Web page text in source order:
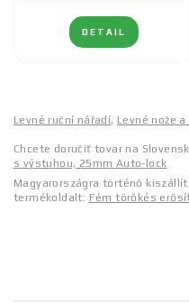
DETAIL
Levné ruční nářadí, Levné nože a
Chcete doručiť tovar na
s výstuhou, 25mm Auto-lock
Magyarországra történő
termékoldalt: Fém törőkés